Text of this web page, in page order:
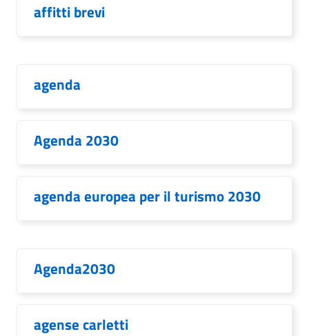
affitti brevi
agenda
Agenda 2030
agenda europea per il turismo 2030
Agenda2030
agense carletti